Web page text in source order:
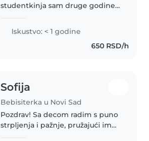
studentkinja sam druge godine
Zainteresovana sam za posao
čuvanja dece uzrasta od 3 do 6
Iskustvo: < 1 godine
650 RSD/h
Sofija
Bebisiterka u Novi Sad
Pozdrav! Sa decom radim s puno
strpljenja i pažnje, pružajući im